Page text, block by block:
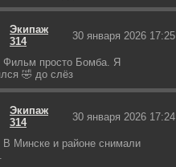
Экипаж
314
30 января 2026 17:25
Фильм просто Бомба. Я
🤣 до слёз
Экипаж
314
30 января 2026 17:24
В Минске и районе снимали